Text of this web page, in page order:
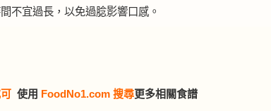
不宜過長，以免過腍影響口感。
使用 FoodNo1.com 搜尋更多相關食譜